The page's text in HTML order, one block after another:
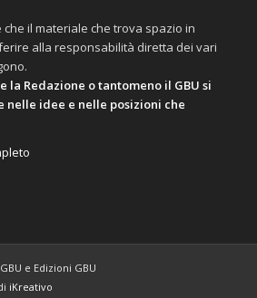
il materiale che trova spazio in
alla responsabilità diretta dei vari
la Redazione o tantomeno il GBU si
nelle idee e nelle posizioni che
e Edizioni GBU
iKreativo